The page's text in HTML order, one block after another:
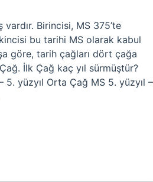
Birincisi, MS 375’te
bu tarihi MS olarak kabul
göre, tarih çağları dört çağa
İlk Çağ kaç yıl sürmüştür?
yüzyıl Orta Çağ MS 5. yüzyıl –